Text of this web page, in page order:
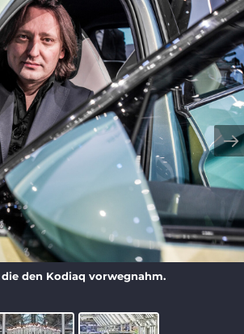
den Kodiaq vorwegnahm.